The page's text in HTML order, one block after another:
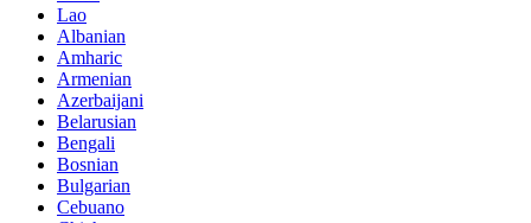
Lao
Albanian
Amharic
Armenian
Azerbaijani
Belarusian
Bengali
Bosnian
Bulgarian
Cebuano